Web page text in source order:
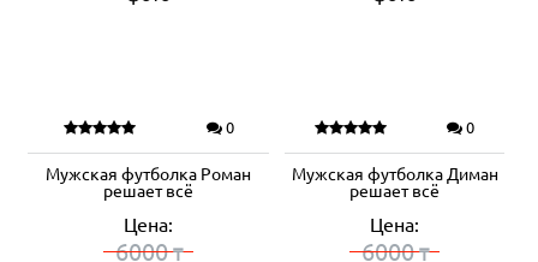
0
Мужская футболка Роман
решает всё
Цена:
6000₸
0
Мужская футболка Диман
решает всё
Цена:
6000₸